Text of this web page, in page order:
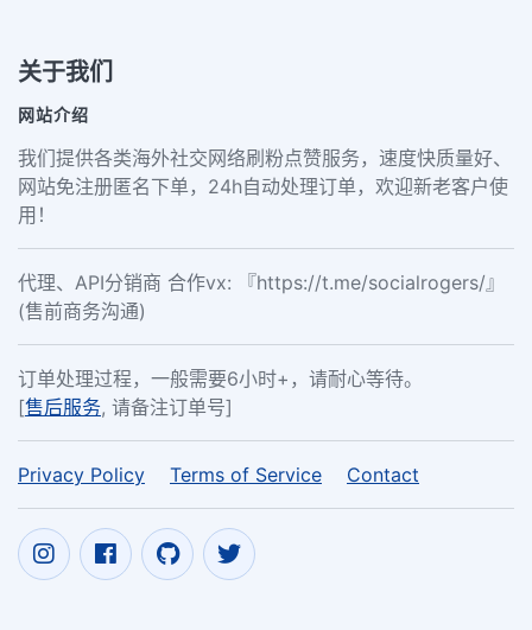
关于我们
网站介绍
我们提供各类海外社交网络刷粉点赞服务，速度快质量好、
网站免注册匿名下单，24h自动处理订单，欢迎新老客户使
用！
代理、API分销商 合作vx: 『https://t.me/socialrogers/』
(售前商务沟通)
订单处理过程，一般需要6小时+，请耐心等待。
[售后服务, 请备注订单号]
Privacy Policy Terms of Service Contact